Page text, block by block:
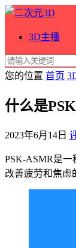
3D主播
您的位置 首页
什么是
2023年6月14日
PSK-ASMR是
改善疲劳和焦虑